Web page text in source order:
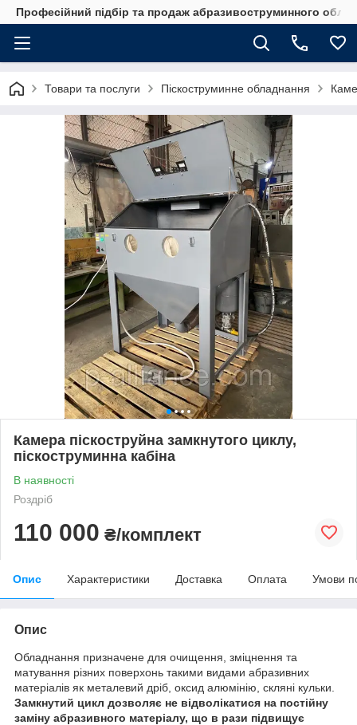
Професійний підбір та продаж абразивоструминного
Товари та послуги Піскоструминне обладнання
Камера піскоструйна замкнутого циклу,
піскоструминна кабіна
В наявності
Роздріб
110 000 ₴/комплект
Опис Характеристики Доставка Оплата Умови
Опис
Обладнання призначене для очищення, зміцнення та
матування різних поверхонь такими видами абразивних
матеріалів як металевий дріб, оксид алюмінію, скляні кульки.
Замкнутий цикл дозволяє не відволікатися на постійну
заміну абразивного матеріалу, що в рази підвищує